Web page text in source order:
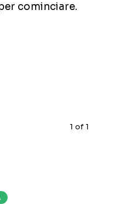
cominciare.
1 of1